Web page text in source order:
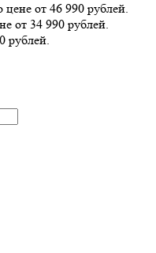
цене от 46 990 рублей.
от 34 990 рублей.
рублей.